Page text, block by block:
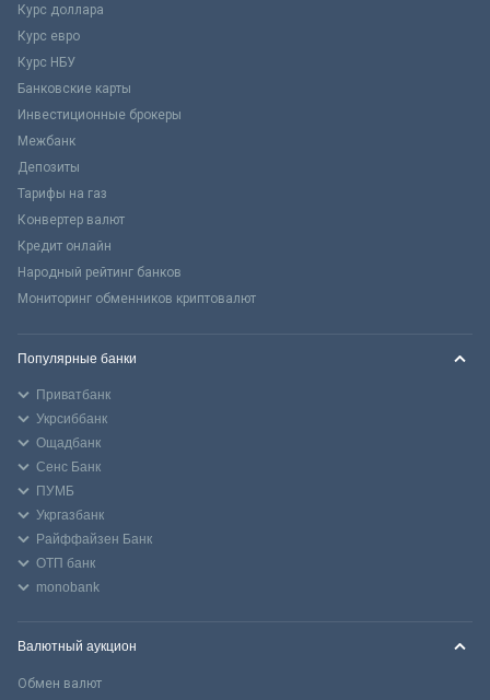
Курс доллара
Курс евро
Курс НБУ
Банковские карты
Инвестиционные брокеры
Межбанк
Депозиты
Тарифы на газ
Конвертер валют
Кредит онлайн
Народный рейтинг банков
Мониторинг обменников криптовалют
Популярные банки
Приватбанк
Укрсиббанк
Ощадбанк
Сенс Банк
ПУМБ
Укргазбанк
Райффайзен Банк
ОТП банк
monobank
Валютный аукцион
Обмен валют